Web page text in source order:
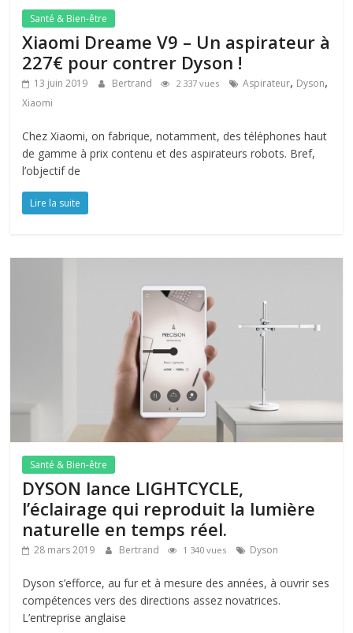
Santé & Bien-être
Xiaomi Dreame V9 – Un aspirateur à
227€ pour contrer Dyson !
13 juin 2019 Bertrand 2 337 vues Aspirateur, Dyson,
Xiaomi
Chez Xiaomi, on fabrique, notamment, des téléphones haut
de gamme à prix contenu et des aspirateurs robots. Bref,
l’objectif de
Lire la suite
Santé & Bien-être
DYSON lance LIGHTCYCLE,
l’éclairage qui reproduit la lumière
naturelle en temps réel.
28 mars 2019 Bertrand 1 340 vues Dyson
Dyson s’efforce, au fur et à mesure des années, à ouvrir ses
compétences vers des directions assez novatrices.
L’entreprise anglaise